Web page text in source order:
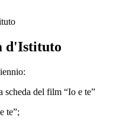
d'Istituto
del film “Io e te”
te”;